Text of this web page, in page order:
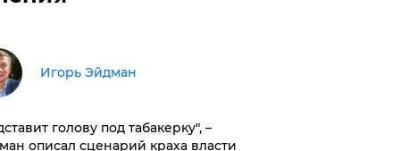
Игорь Эйдман
голову под табакерку", –
описал сценарий краха власти